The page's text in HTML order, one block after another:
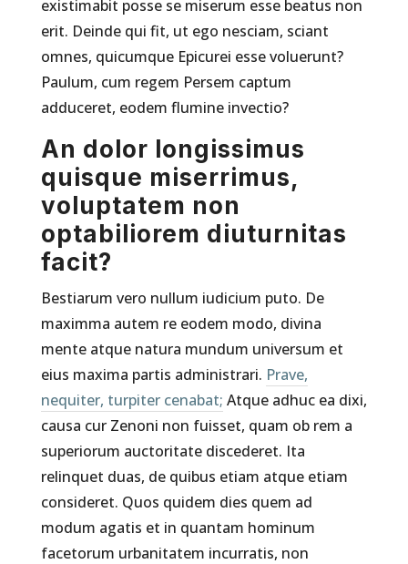
existimabit posse se miserum esse beatus non
erit. Deinde qui fit, ut ego nesciam, sciant
omnes, quicumque Epicurei esse voluerunt?
Paulum, cum regem Persem captum
adduceret, eodem flumine invectio?
An dolor longissimus
quisque miserrimus,
voluptatem non
optabiliorem diuturnitas
facit?
Bestiarum vero nullum iudicium puto. De
maximma autem re eodem modo, divina
mente atque natura mundum universum et
eius maxima partis administrari. Prave,
nequiter, turpiter cenabat; Atque adhuc ea dixi,
causa cur Zenoni non fuisset, quam ob rem a
superiorum auctoritate discederet. Ita
relinquet duas, de quibus etiam atque etiam
consideret. Quos quidem dies quem ad
modum agatis et in quantam hominum
facetorum urbanitatem incurratis, non